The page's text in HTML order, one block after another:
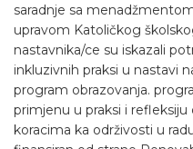
saradnje sa
upravom Katoličkog
nastavnika/ce su iskazali
inkluzivnih praksi u nastavi
program obrazovanja.
primjenu u praksi i
koracima ka održivosti u